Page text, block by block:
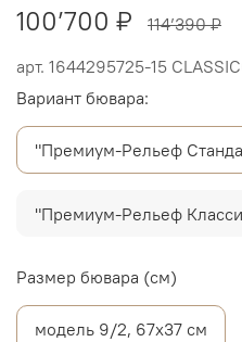
арт. 1644295725-15
100’700 ₽ 114’390 ₽
Вариант бювара:
"Премиум-Рельеф
"Премиум-Рельеф
Размер бювара (см)
модель 9/2, 67х37 см